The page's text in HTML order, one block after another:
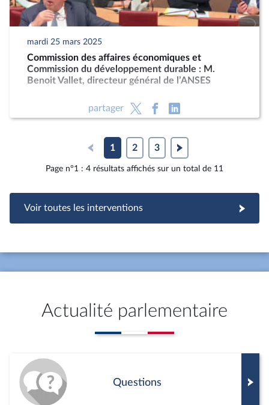
mardi 25 mars 2025
Commission des affaires économiques et
Commission du développement durable : M.
Benoit Vallet, directeur général de l’ANSES
partager
1 2 3
Page n°1 : 4 résultats affichés sur un total de 11
Voir toutes les interventions
Actualité parlementaire
Questions